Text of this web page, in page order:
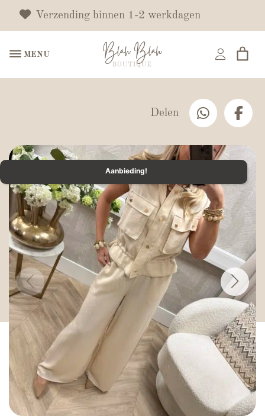
Verzending binnen 1-2 werkdagen
MENU
Delen
Aanbieding!